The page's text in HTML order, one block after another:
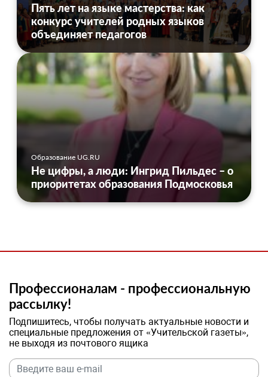
Пять лет на языке мастерства: как
конкурс учителей родных языков
объединяет педагогов
Образование UG.RU
Не цифры, а люди: Ингрид Пильдес – о
приоритетах образования Подмосковья
Профессионалам - профессиональную
рассылку!
Подпишитесь, чтобы получать актуальные новости и
специальные предложения от «Учительской газеты»,
не выходя из почтового ящика